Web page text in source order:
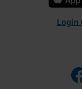
Login